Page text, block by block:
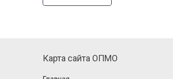
Карта сайта ОПМО